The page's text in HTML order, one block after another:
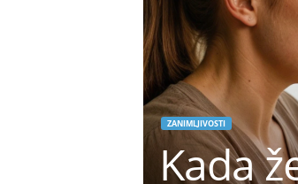
ZANIMLJIVOSTI
Kada